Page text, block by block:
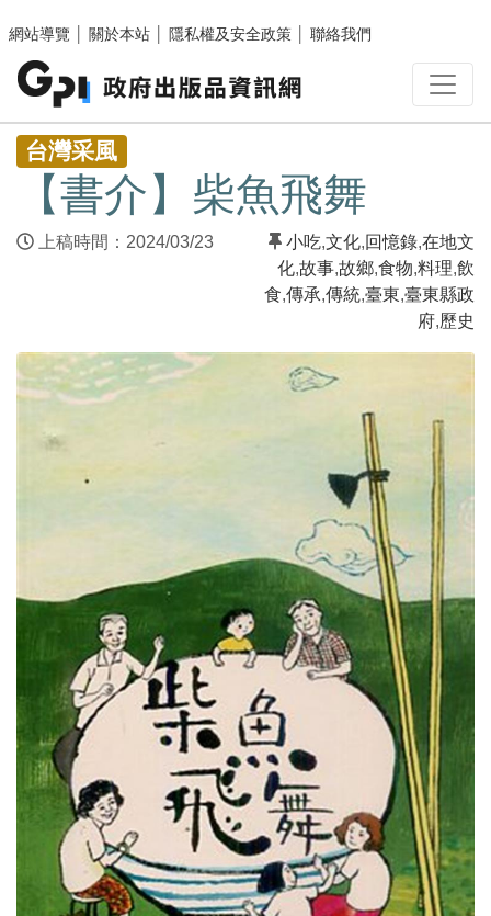
網站導覽
關於本站 隱私權及安全政策 聯絡我們
:::
台灣采風
【書介】柴魚飛舞
上稿時間：2024/03/23 小吃,文化,回憶錄,在地文
化,故事,故鄉,食物,料理,飲
食,傳承,傳統,臺東,臺東縣政
府,歷史